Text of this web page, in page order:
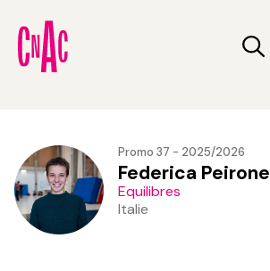
contenu
principal
Promo 37 - 2025/2026
Federica Peirone
Equilibres
Italie